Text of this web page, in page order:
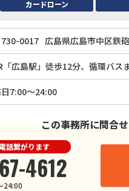
カードローン
730-0017 広島県広島市中区鉄
「広島駅」徒歩12分、循環バス
7:00〜24:00
この事務所に問合
話繋がります
4612
24:00